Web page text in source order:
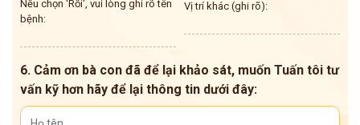
Nếu chọn 'Rồi', vui lòng ghi rõ tên
bệnh:
Vị trí khác (ghi rõ):
6. Cảm ơn bà con đã để lại khảo sát, muốn Tuấn tôi tư
vấn kỹ hơn hãy để lại thông tin dưới đây: